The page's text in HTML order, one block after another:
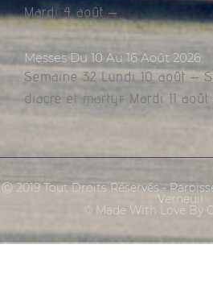
Mardi 4 août –
Messes Du 10 Au 16 Août 2026
Semaine 32 Lundi 10 août –
diacre et martyr Mardi 11
Ⓒ 2019 Tout Droits Réservés -
Verneuil
© Made With Love By